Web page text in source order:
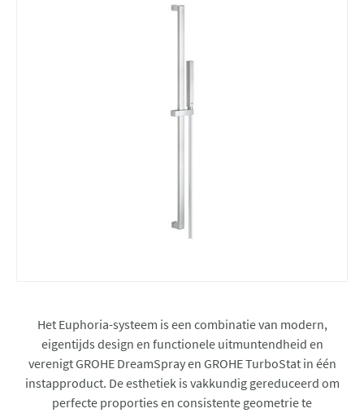
Het Euphoria-systeem is een combinatie van modern,
eigentijds design en functionele uitmuntendheid en
verenigt GROHE DreamSpray en GROHE TurboStat in één
instapproduct. De esthetiek is vakkundig gereduceerd om
perfecte proporties en consistente geometrie te